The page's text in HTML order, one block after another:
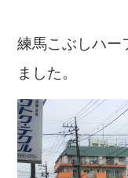
練馬こぶしハー
ました。